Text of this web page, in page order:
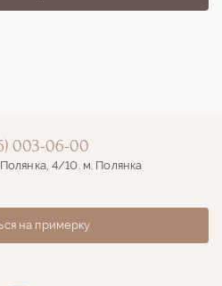
003-06-00
4/10. м. Полянка
на примерку